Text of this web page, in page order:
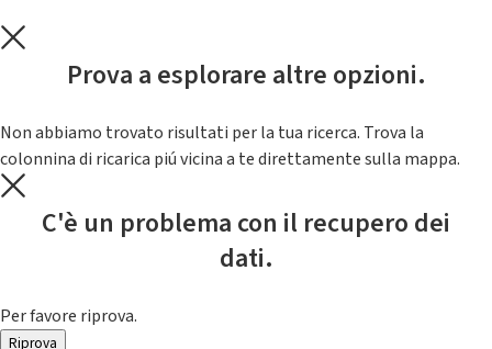
Prova a esplorare altre opzioni.
Non abbiamo trovato risultati per la tua ricerca. Trova la
colonnina di ricarica piú vicina a te direttamente sulla mappa.
C'è un problema con il recupero dei
dati.
Per favore riprova.
Riprova